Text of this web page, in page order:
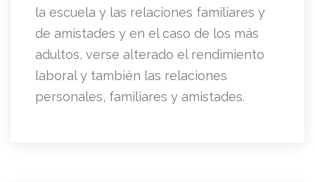
la escuela y las relaciones familiares y
de amistades y en el caso de los más
adultos, verse alterado el rendimiento
laboral y también las relaciones
personales, familiares y amistades.